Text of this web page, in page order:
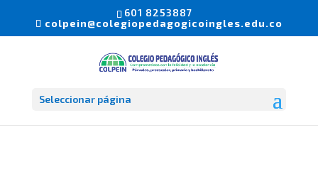
601 8253887
colpein@colegiopedagogicoingles.edu.co
Seleccionar página